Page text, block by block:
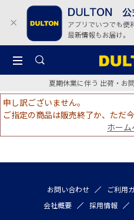
夏期休業に伴う 出荷・お
申し訳ございません。
ご指定の商品は販売終了か、ただ
ホーム
お問い合わせ ご利用
会社概要
採用情報